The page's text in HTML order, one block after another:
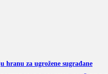
hranu za ugrožene sugrađane